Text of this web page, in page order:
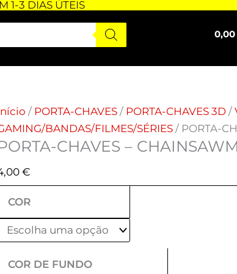
1-3 DIAS ÚTEIS
/ PORTA-CHAVES / PORTA-CHAVES 3D /
BANDAS/FILMES/SÉRIES/ PORTA-
CHAVES –
€
COR
COR DE FUNDO
Quantidade
de